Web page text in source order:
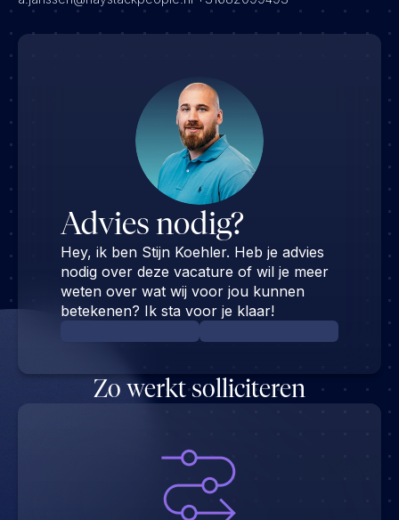
Advies nodig?
Hey, ik ben Stijn Koehler. Heb je advies
nodig over deze vacature of wil je meer
weten over wat wij voor jou kunnen
betekenen? Ik sta voor je klaar!
Zo werkt solliciteren